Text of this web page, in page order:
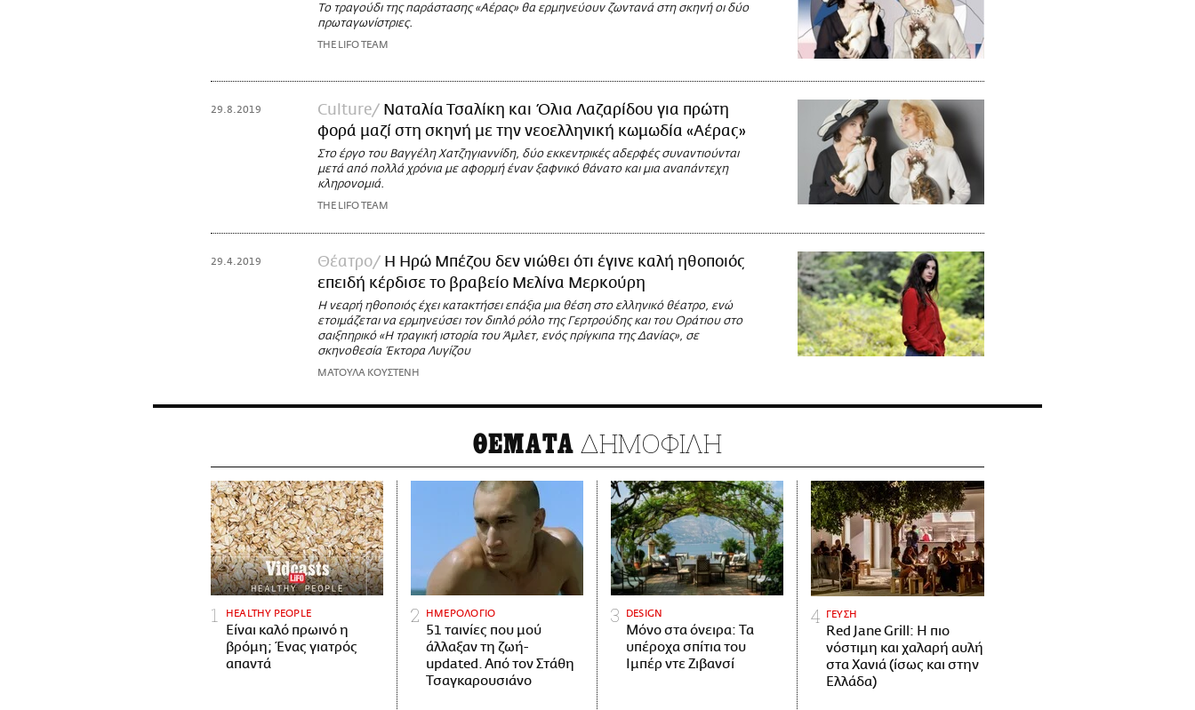
Το τραγούδι της παράστασης «Αέρας» θα ερμηνεύουν ζωντανά στη σκηνή οι δύο
πρωταγωνίστριες.
THE LIFO TEAM
29.8.2019 Culture
Ναταλία Τσαλίκη και Όλια Λαζαρίδου για πρώτη
φορά μαζί στη σκηνή με την νεοελληνική κωμωδία «Αέρας»
Στο έργο του Βαγγέλη Χατζηγιαννίδη, δύο εκκεντρικές αδερφές συναντιούνται
μετά από πολλά χρόνια με αφορμή έναν ξαφνικό θάνατο και μια αναπάντεχη
κληρονομιά.
THE LIFO TEAM
29.4.2019 Θέατρο
Η Ηρώ Μπέζου δεν νιώθει ότι έγινε καλή ηθοποιός
επειδή κέρδισε το βραβείο Μελίνα Μερκούρη
Η νεαρή ηθοποιός έχει κατακτήσει επάξια μια θέση στο ελληνικό θέατρο, ενώ
ετοιμάζεται να ερμηνεύσει τον διπλό ρόλο της Γερτρούδης και του Οράτιου στο
σαιξπηρικό «Η τραγική ιστορία του Άμλετ, ενός πρίγκιπα της Δανίας», σε
σκηνοθεσία Έκτορα Λυγίζου
ΜΑΤΟΥΛΑ ΚΟΥΣΤΕΝΗ
ΘΕΜΑΤΑ ΔΗΜΟΦΙΛΗ
HEALTHY PEOPLE
Είναι καλό πρωινό η
βρόμη; Ένας γιατρός
απαντά
ΗΜΕΡΟΛΟΓΙΟ
51 ταινίες που μού
άλλαξαν τη ζωή-
updated. Aπό τον Στάθη
Τσαγκαρουσιάνο
DESIGN
Μόνο στα όνειρα: Τα
υπέροχα σπίτια του
Ιμπέρ ντε Ζιβανσί
ΓΕΥΣΗ
Red Jane Grill: Η πιο
νόστιμη και χαλαρή αυλή
στα Χανιά (ίσως και στην
Ελλάδα)